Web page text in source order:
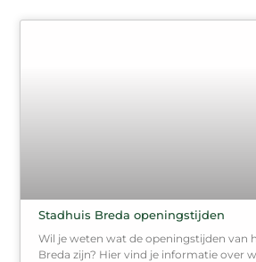
Stadhuis Breda openingstijden
Wil je weten wat de openingstijden van
Breda zijn? Hier vind je informatie over